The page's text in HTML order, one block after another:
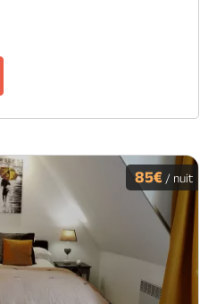
85€ / nuit